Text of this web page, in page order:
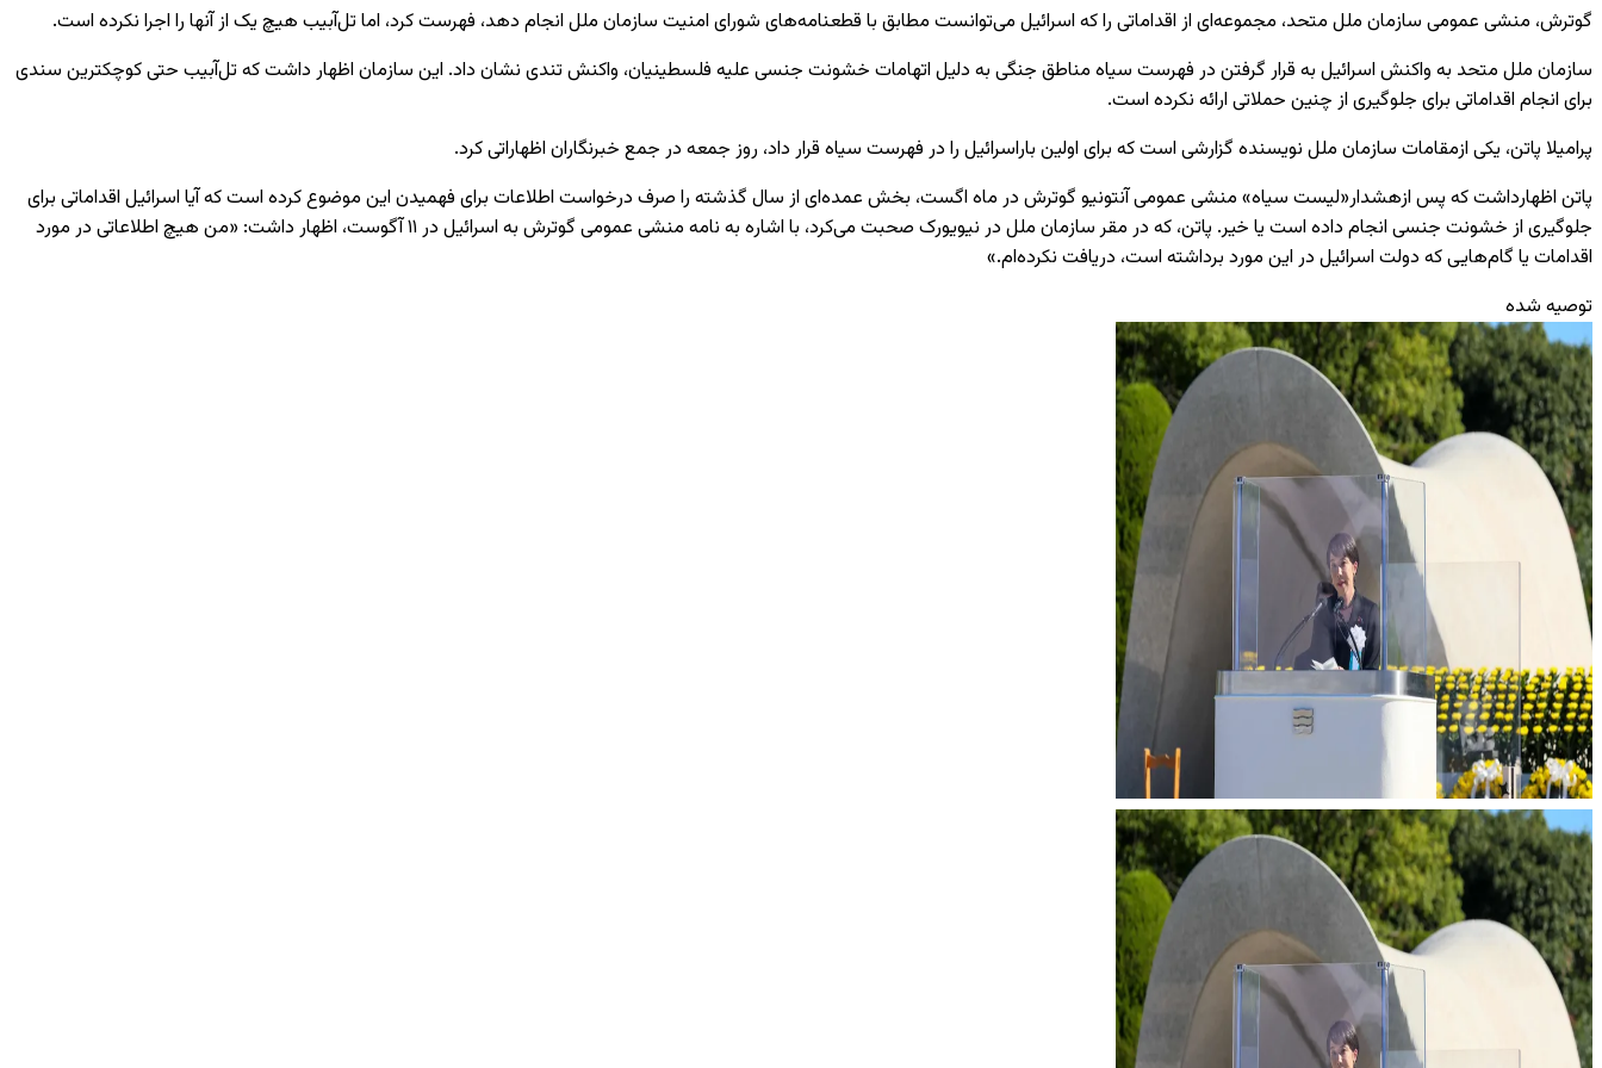
گوترش، منشی عمومی سازمان ملل متحد، مجموعه‌ای از اقداماتی را که اسرائیل می‌توانست مطابق با قطعنامه‌های شورای امنیت سازمان ملل انجام دهد، فهرست کرد، اما تل‌آبیب هیچ یک از آنها را اجرا نکرده است.
سازمان ملل متحد به واکنش اسرائیل به قرار گرفتن در فهرست سیاه مناطق جنگی به دلیل اتهامات خشونت جنسی علیه فلسطینیان، واکنش تندی نشان داد. این سازمان اظهار داشت که تل‌آبیب حتی کوچکترین سندی
برای انجام اقداماتی برای جلوگیری از چنین حملاتی ارائه نکرده است.
پرامیلا پاتن، یکی ازمقامات سازمان ملل نویسنده گزارشی است که برای اولین باراسرائیل را در فهرست سیاه قرار داد، روز جمعه در جمع خبرنگاران اظهاراتی کرد.
پاتن اظهارداشت که پس ازهشدار«لیست سیاه» منشی عمومی آنتونیو گوترش در ماه اگست، بخش عمده‌ای از سال گذشته را صرف درخواست اطلاعات برای فهمیدن این موضوع کرده است که آیا اسرائیل اقداماتی برای
جلوگیری از خشونت جنسی انجام داده است یا خیر. پاتن، که در مقر سازمان ملل در نیویورک صحبت می‌کرد، با اشاره به نامه منشی عمومی گوترش به اسرائیل در ۱۱ آگوست، اظهار داشت: «من هیچ اطلاعاتی در مورد
اقدامات یا گام‌هایی که دولت اسرائیل در این مورد برداشته است، دریافت نکرده‌ام.»
توصیه شده